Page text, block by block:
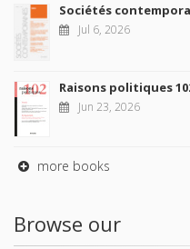
Sociétés
Jul 6, 2026
Raisons politiques
Jun 23, 2026
more books
Browse our